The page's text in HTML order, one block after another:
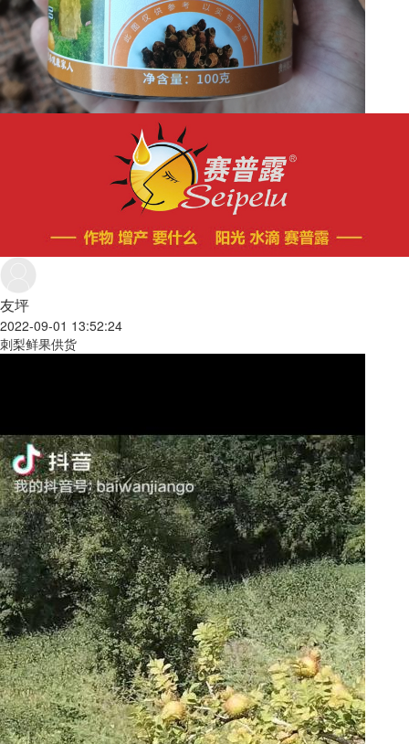
友坪
2022-09-01 13:52:24
刺梨鲜果供货